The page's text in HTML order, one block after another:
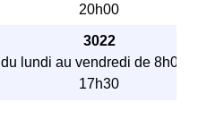
20h00
3022
du lundi au vendredi de 8h00 à
17h30